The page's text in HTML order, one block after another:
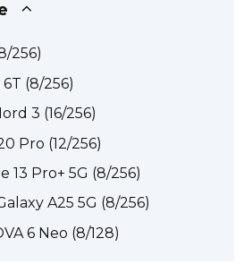
256)
(8/256)
3 (16/256)
Pro (12/256)
13 Pro+ 5G (8/256)
A25 5G (8/256)
6 Neo (8/128)